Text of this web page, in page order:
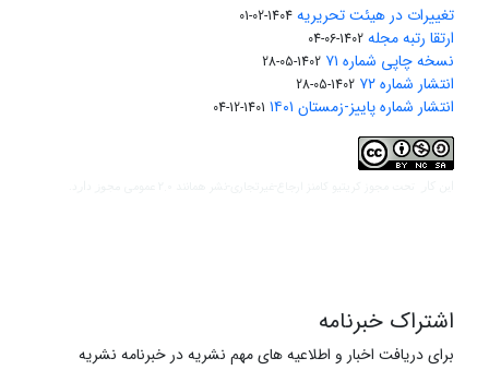
تغییرات در هیئت تحریریه 1404-02-01
ارتقا رتبه مجله 1402-06-04
نسخه چاپی شماره ۷۱ 1402-05-28
انتشار شماره ۷۲ 1402-05-28
انتشار شماره پاییز-زمستان ۱۴۰۱ 1401-12-04
اشتراک خبرنامه
برای دریافت اخبار و اطلاعیه های مهم نشریه در خبرنامه نشریه